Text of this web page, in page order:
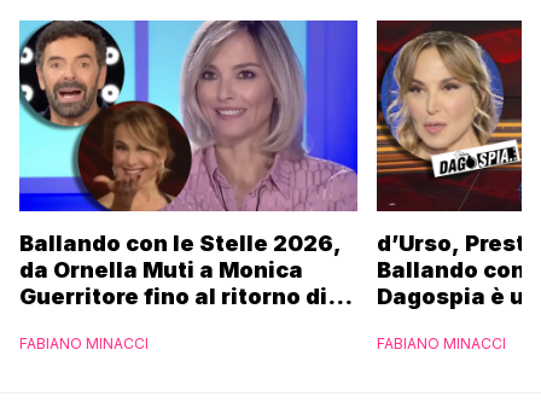
Ballando con le Stelle 2026,
da Ornella Muti a Monica
Guerritore fino al ritorno di
l’esclusiva di Gabriele
FABIANO MINACCI
d’Urso,
Ballando con
Dagospia è
FABIANO MINACCI